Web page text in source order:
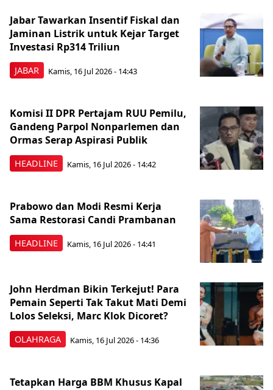
JABAR
Jabar Tawarkan Insentif Fiskal dan
Jaminan Listrik untuk Kejar Target
Investasi Rp314 Triliun
Kamis, 16 Jul 2026 - 14:43
HEADLINE
Komisi II DPR Pertajam RUU Pemilu,
Gandeng Parpol Nonparlemen dan
Ormas Serap Aspirasi Publik
Kamis, 16 Jul 2026 - 14:42
HEADLINE
Prabowo dan Modi Resmi Kerja
Sama Restorasi Candi Prambanan
Kamis, 16 Jul 2026 - 14:41
OLAHRAGA
John Herdman Bikin Terkejut! Para
Pemain Seperti Tak Takut Mati Demi
Lolos Seleksi, Marc Klok Dicoret?
Kamis, 16 Jul 2026 - 14:36
Tetapkan Harga BBM Khusus Kapal